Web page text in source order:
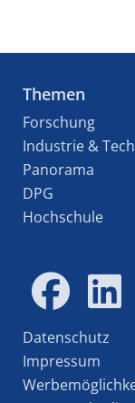
Themen
Forschung
Industrie &
Panorama
DPG
Hochschule
Datenschutz
Impressum